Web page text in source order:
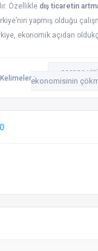
Özellikle dış ticaretin
yapmış olduğu
ekonomik açıdan
:
corona
ekonomisinin
0